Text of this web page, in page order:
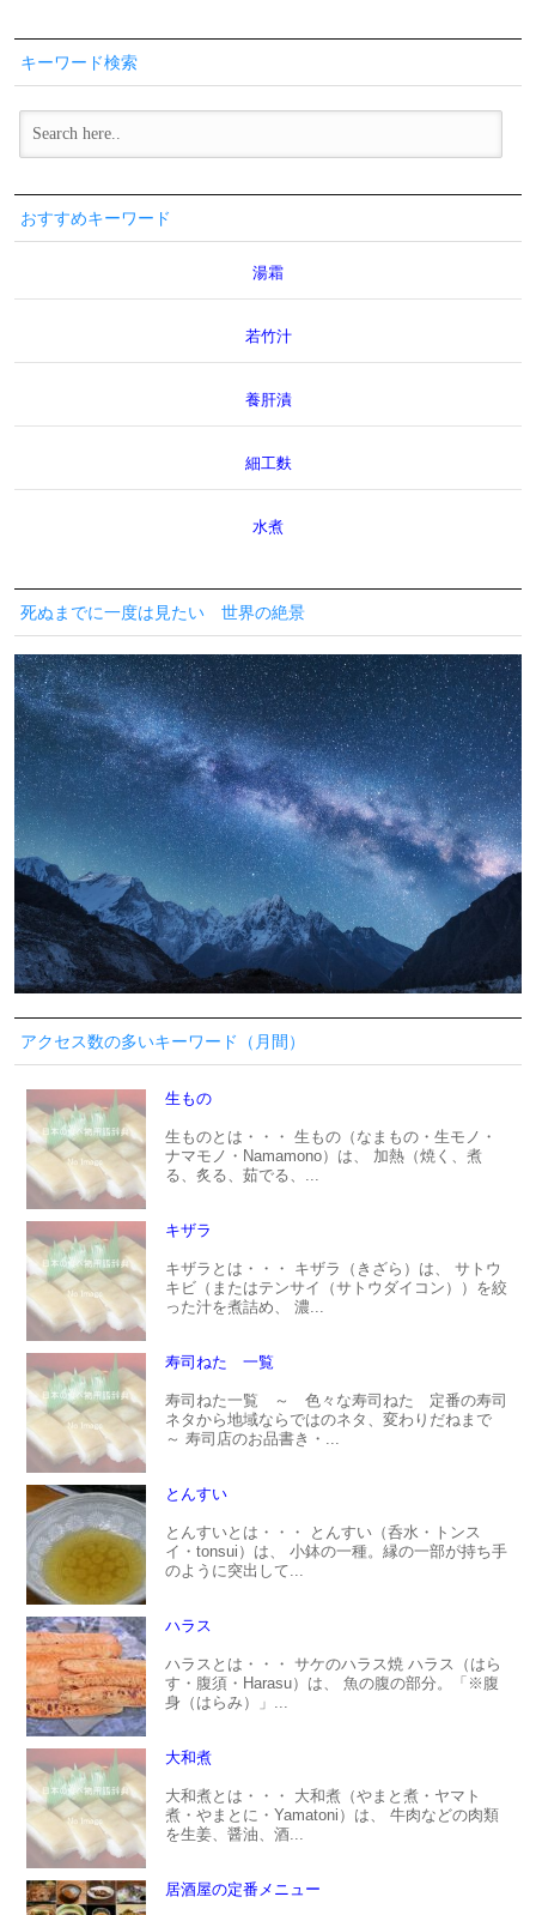
キーワード検索
おすすめキーワード
湯霜
若竹汁
養肝漬
細工麩
水煮
死ぬまでに一度は見たい 世界の絶景
アクセス数の多いキーワード（月間）
生もの
生ものとは・・・ 生もの（なまもの・生モノ・
ナマモノ・Namamono）は、 加熱（焼く、煮
る、炙る、茹でる、...
キザラ
キザラとは・・・ キザラ（きざら）は、 サトウ
キビ（またはテンサイ（サトウダイコン））を絞
った汁を煮詰め、 濃...
寿司ねた 一覧
寿司ねた一覧 ～ 色々な寿司ねた 定番の寿司
ネタから地域ならではのネタ、変わりだねまで
～ 寿司店のお品書き・...
とんすい
とんすいとは・・・ とんすい（呑水・トンス
イ・tonsui）は、 小鉢の一種。縁の一部が持ち手
のように突出して...
ハラス
ハラスとは・・・ サケのハラス焼 ハラス（はら
す・腹須・Harasu）は、 魚の腹の部分。「※腹
身（はらみ）」...
大和煮
大和煮とは・・・ 大和煮（やまと煮・ヤマト
煮・やまとに・Yamatoni）は、 牛肉などの肉類
を生姜、醤油、酒...
居酒屋の定番メニュー